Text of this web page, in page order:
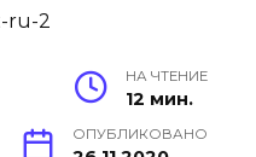
НА ЧТЕНИЕ
12 мин.
ОПУБЛИКОВАНО